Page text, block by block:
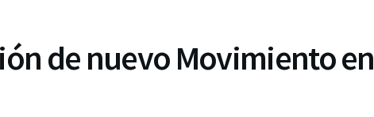
de nuevo Movimiento en